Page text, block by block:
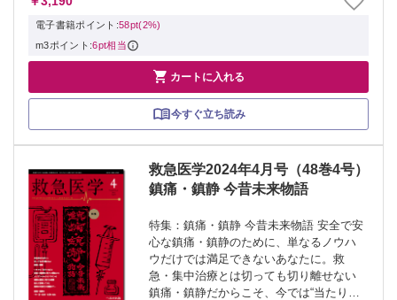
識も、登山者と医療従事者が知ることこ
そが究極の予防です。 ≫ 「救急医学」
電子書籍ポイント:58pt(2%)
m3ポイント:6pt相当
 カートに入れる
今すぐ立ち読み
救急医学2024年4月号（48巻4号）
鎮痛・鎮静 今昔未来物語
特集：鎮痛・鎮静 今昔未来物語 安全で安
心な鎮痛・鎮静のために、単なるノウハ
ウだけでは満足できないあなたに。救
急・集中治療とは切っても切り離せない
鎮痛・鎮静だからこそ、今では“当たり